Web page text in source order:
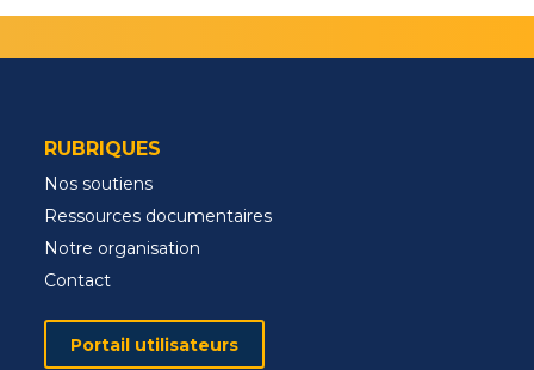
RUBRIQUES
Nos soutiens
Ressources documentaires
Notre organisation
Contact
Portail utilisateurs